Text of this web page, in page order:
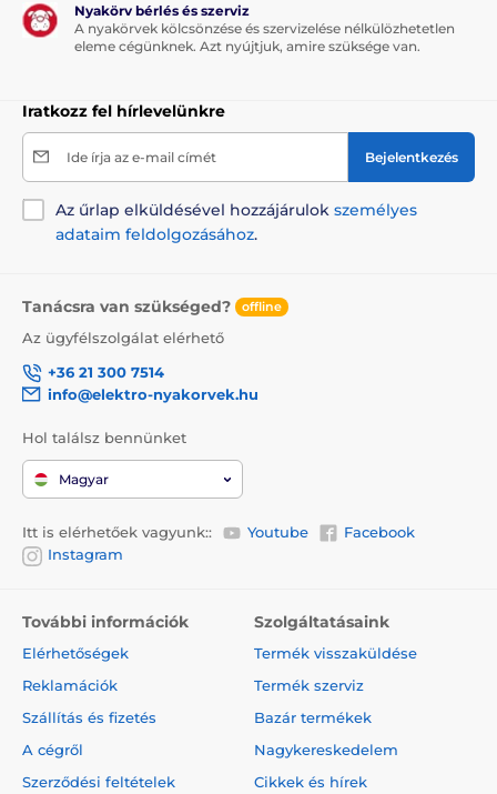
Nyakörv bérlés és szerviz
A nyakörvek kölcsönzése és szervizelése nélkülözhetetlen
eleme cégünknek. Azt nyújtjuk, amire szüksége van.
Iratkozz fel hírlevelünkre
Ide írja az e-mail címét Bejelentkezés
Az űrlap elküldésével hozzájárulok személyes
adataim feldolgozásához.
Tanácsra van szükséged? offline
Az ügyfélszolgálat elérhető
+36 21 300 7514
info@elektro-nyakorvek.hu
Hol találsz bennünket
Magyar
Itt is elérhetőek vagyunk:: Youtube
Facebook
Instagram
További információk
Elérhetőségek
Reklamációk
Szállítás és fizetés
A cégről
Szerződési feltételek
Szolgáltatásaink
Termék visszaküldése
Termék szerviz
Bazár termékek
Nagykereskedelem
Cikkek és hírek